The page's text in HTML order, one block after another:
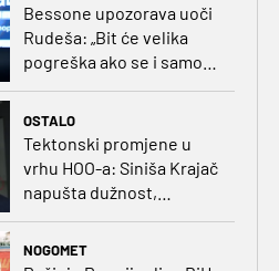
Bessone upozorava uoči
Rudeša: „Bit će velika
pogreška ako se i samo
malo opustimo“
OSTALO
Tektonski promjene u
vrhu HOO-a: Siniša Krajač
napušta dužnost,
NOGOMET